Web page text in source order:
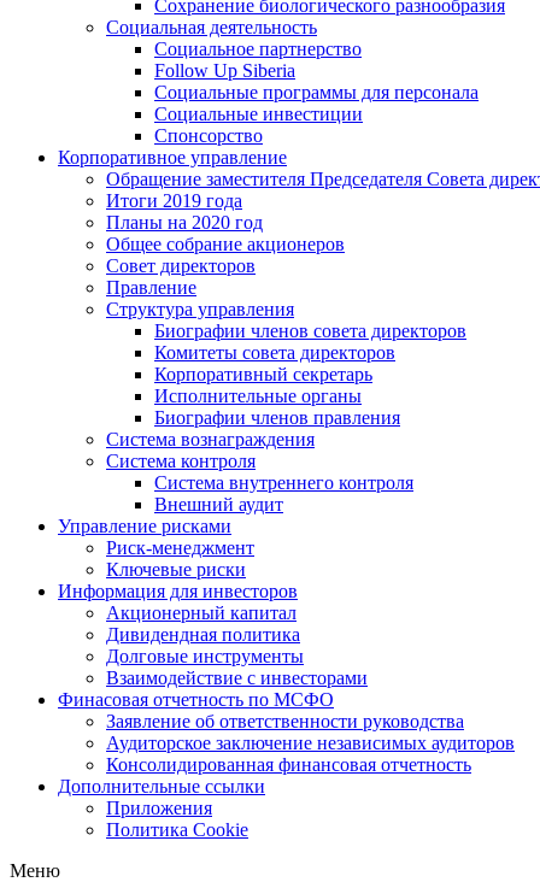
Сохранение биологического разнообразия
Социальная деятельность
Социальное партнерство
Follow Up Siberia
Социальные программы для персонала
Социальные инвестиции
Спонсорство
Корпоративное управление
Обращение заместителя Председателя Совета
Итоги 2019 года
Планы на 2020 год
Общее собрание акционеров
Совет директоров
Правление
Структура управления
Биографии членов совета директоров
Комитеты совета директоров
Корпоративный секретарь
Исполнительные органы
Биографии членов правления
Система вознаграждения
Система контроля
Система внутреннего контроля
Внешний аудит
Управление рисками
Риск-менеджмент
Ключевые риски
Информация для инвесторов
Акционерный капитал
Дивидендная политика
Долговые инструменты
Взаимодействие с инвеcторами
Финасовая отчетность по МСФО
Заявление об ответственности руководства
Аудиторское заключение независимых аудиторов
Консолидированная финансовая отчетность
Дополнительные ссылки
Приложения
Политика Cookie
Меню